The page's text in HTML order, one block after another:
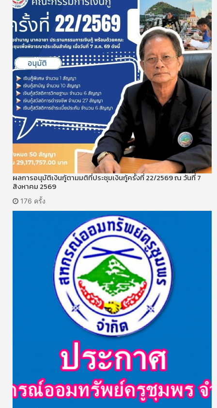
ผลการอนุมัติเงินกู้ตามมติที่ประชุมเงินกู้ครั้งที่ 22/2569 ณ วันที่ 7
สิงหาคม 2569
176 ครั้ง